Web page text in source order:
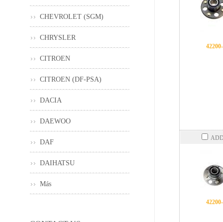
CHEVROLET (SGM)
CHRYSLER
CITROEN
CITROEN (DF-PSA)
DACIA
DAEWOO
DAF
DAIHATSU
Más